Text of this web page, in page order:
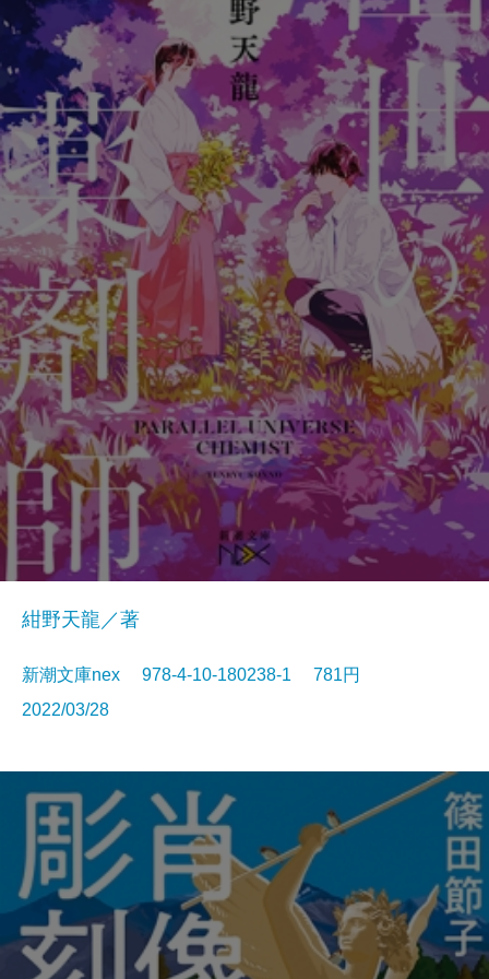
紺野天龍／著
新潮文庫nex 978-4-10-180238-1 781円
2022/03/28